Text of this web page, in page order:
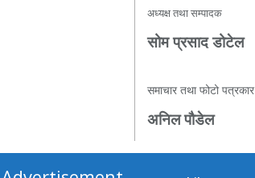
अध्यक्ष तथा सम्पादक
सोम प्रसाद डोटेल
समाचार तथा फोटो पत्रकार
अनिल पौडेल